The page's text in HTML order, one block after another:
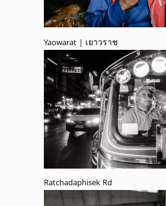
Yaowarat | เยาวราช
Ratchadaphisek Rd